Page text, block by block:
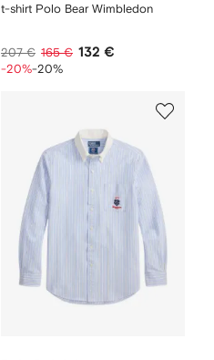
t-shirt Polo Bear Wimbledon
207 € 165 € 132 €
-20%-20%